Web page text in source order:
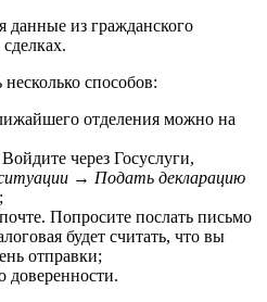
данные из гражданского
способов:
отделения можно на
через Госуслуги,
→ Подать декларацию
;
Попросите послать письмо
будет считать, что вы
отправки;
доверенности.